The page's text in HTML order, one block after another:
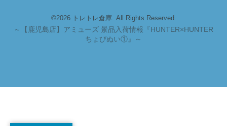
©2026 トレトレ倉庫. All Rights Reserved.
～
【鹿児島店】アミューズ 景品入荷情報『HUNTER×HUNTER
ちょびぬい①』～